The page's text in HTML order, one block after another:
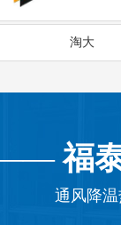
淘大
福
通风降